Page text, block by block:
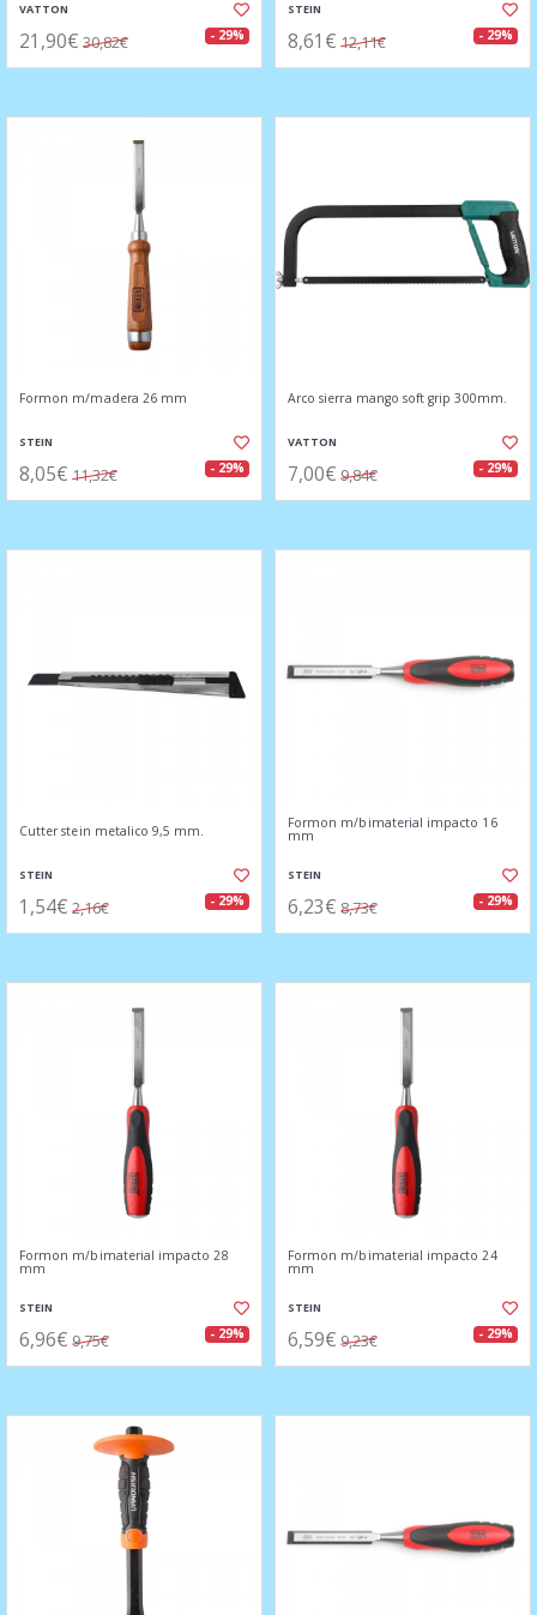
VATTON
21,90€ 30,82€ - 29%
STEIN
8,61€ 12,11€ - 29%
Formon m/madera 26 mm
STEIN
8,05€ 11,32€ - 29%
Arco sierra mango soft grip 300mm.
VATTON
7,00€ 9,84€ - 29%
Cutter stein metalico 9,5 mm.
STEIN
1,54€ 2,16€ - 29%
Formon m/bimaterial impacto 16
mm
STEIN
6,23€ 8,73€ - 29%
Formon m/bimaterial impacto 28
mm
STEIN
6,96€ 9,75€ - 29%
Formon m/bimaterial impacto 24
mm
STEIN
6,59€ 9,23€ - 29%